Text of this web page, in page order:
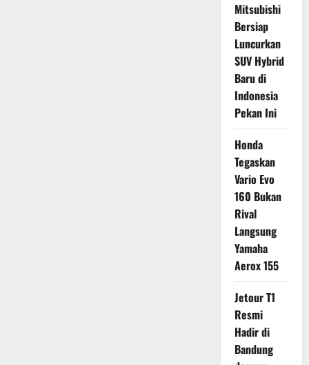
Mitsubishi
Bersiap
Luncurkan
SUV Hybrid
Baru di
Indonesia
Pekan Ini
Honda
Tegaskan
Vario Evo
160 Bukan
Rival
Langsung
Yamaha
Aerox 155
Jetour T1
Resmi
Hadir di
Bandung